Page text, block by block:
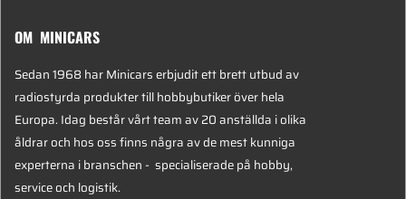
OM MINICARS
Sedan 1968 har Minicars erbjudit ett brett utbud av
radiostyrda produkter till hobbybutiker över hela
Europa. Idag består vårt team av 20 anställda i olika
åldrar och hos oss finns några av de mest kunniga
experterna i branschen - specialiserade på hobby,
service och logistik.